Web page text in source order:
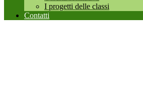
I progetti delle classi
Contatti